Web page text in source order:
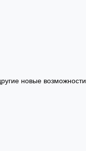
новые возможности